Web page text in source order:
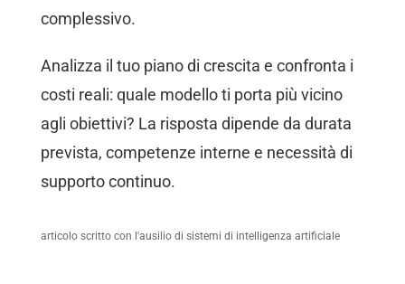
complessivo.
Analizza il tuo piano di crescita e confronta i
costi reali: quale modello ti porta più vicino
agli obiettivi? La risposta dipende da durata
prevista, competenze interne e necessità di
supporto continuo.
articolo scritto con l'ausilio di sistemi di intelligenza artificiale